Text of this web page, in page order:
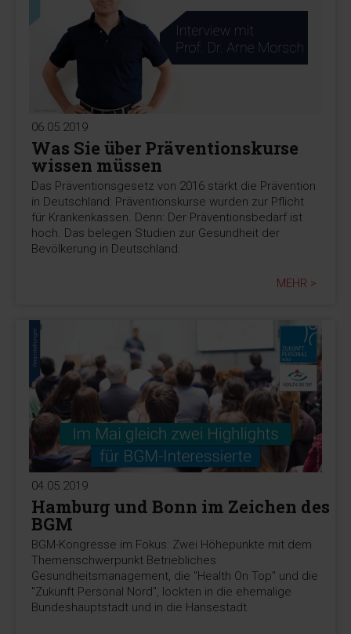
06.05.2019
Was Sie über Präventionskurse
wissen müssen
Das Präventionsgesetz von 2016 stärkt die Prävention
in Deutschland: Präventionskurse wurden zur Pflicht
für Krankenkassen. Denn: Der Präventionsbedarf ist
hoch. Das belegen Studien zur Gesundheit der
Bevölkerung in Deutschland.
MEHR >
04.05.2019
Hamburg und Bonn im Zeichen des
BGM
BGM-Kongresse im Fokus: Zwei Höhepunkte mit dem
Themenschwerpunkt Betriebliches
Gesundheitsmanagement, die "Health On Top" und die
"Zukunft Personal Nord", lockten in die ehemalige
Bundeshauptstadt und in die Hansestadt.